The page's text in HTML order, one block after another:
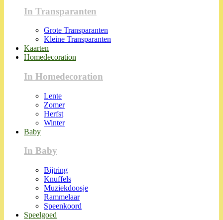
In Transparanten
Grote Transparanten
Kleine Transparanten
Kaarten
Homedecoration
In Homedecoration
Lente
Zomer
Herfst
Winter
Baby
In Baby
Bijtring
Knuffels
Muziekdoosje
Rammelaar
Speenkoord
Speelgoed